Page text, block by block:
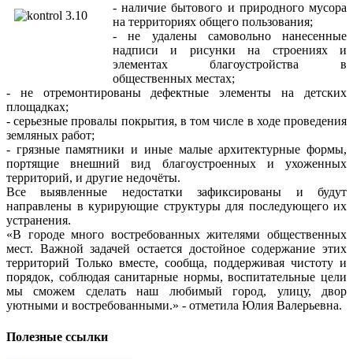
- наличие бытового и природного мусора
на территориях общего пользования;
- не удалены самовольно нанесенные
надписи и рисунки на строениях и
элементах благоустройства в
общественных местах;
- не отремонтированы дефектные элементы на детских
площадках;
- серьезные провалы покрытия, в том числе в ходе проведения
земляных работ;
- грязные памятники и иные малые архитектурные формы,
портящие внешний вид благоустроенных и ухоженных
территорий, и другие недочёты.
Все выявленные недостатки зафиксированы и будут
направлены в курирующие структуры для последующего их
устранения.
«В городе много востребованных жителями общественных
мест. Важной задачей остается достойное содержание этих
территорий Только вместе, сообща, поддерживая чистоту и
порядок, соблюдая санитарные нормы, воспитательные цели
мы сможем сделать наш любимый город, улицу, двор
уютными и востребованными.» - отметила Юлия Валерьевна.
Полезные ссылки